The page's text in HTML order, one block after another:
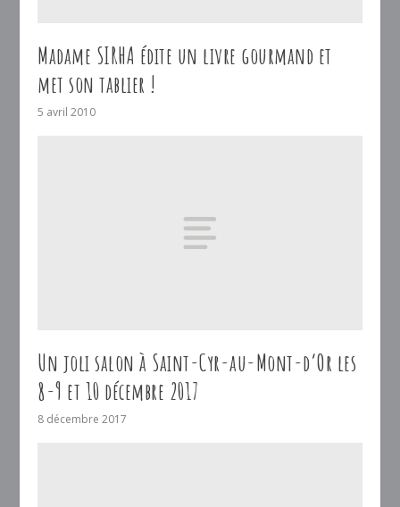
Madame SIRHA édite un livre gourmand et
met son tablier !
5 avril 2010
Un joli salon à Saint-Cyr-au-Mont-d’Or les
8-9 et 10 décembre 2017
8 décembre 2017